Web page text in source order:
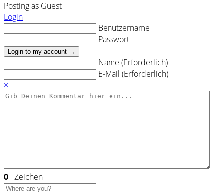
Posting as Guest
Login
Benutzername
Passwort
Login to my account →
Name (Erforderlich)
E-Mail (Erforderlich)
×
0 Zeichen